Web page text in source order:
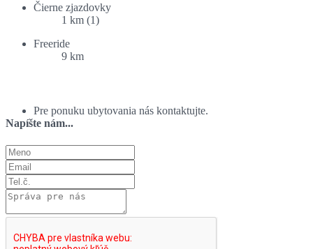
Čierne zjazdovky
1 km (1)
Freeride
9 km
Pre ponuku ubytovania nás kontaktujte.
Napíšte nám...